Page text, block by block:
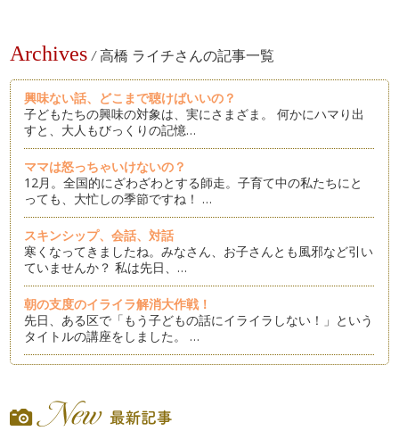
Archives / 高橋 ライチさんの記事一覧
興味ない話、どこまで聴けばいいの？
子どもたちの興味の対象は、実にさまざま。 何かにハマり出
すと、大人もびっくりの記憶…
ママは怒っちゃいけないの？
12月。全国的にざわざわとする師走。子育て中の私たちにと
っても、大忙しの季節ですね！ …
スキンシップ、会話、対話
寒くなってきましたね。みなさん、お子さんとも風邪など引い
ていませんか？ 私は先日、…
朝の支度のイライラ解消大作戦！
先日、ある区で「もう子どもの話にイライラしない！」という
タイトルの講座をしました。 …
話してくれなくて…」…